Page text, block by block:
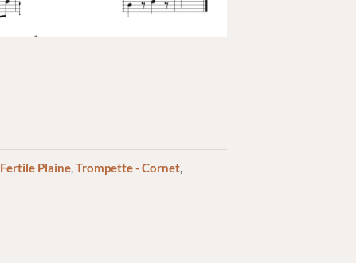
Fertile Plaine,Trompette - Cornet,